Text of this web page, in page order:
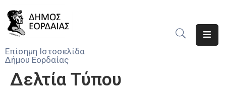
Επίσημη Ιστοσελίδα
Δήμου Εορδαίας
Δήμος
Δελτία Τύπου